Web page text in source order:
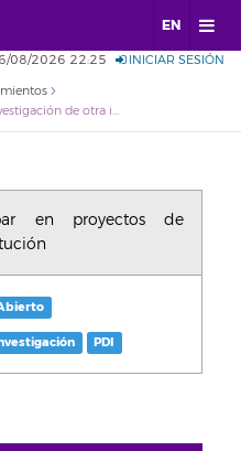
EN
08/2026 22:25 INICIAR SESIÓN
Solicitud para participar en proyectos de investigación de otra institución
en proyectos de
PDI